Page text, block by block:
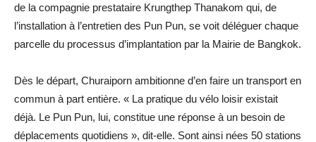
de la compagnie prestataire Krungthep Thanakom qui, de
l’installation à l’entretien des Pun Pun, se voit déléguer chaque
parcelle du processus d’implantation par la Mairie de Bangkok.
Dès le départ, Churaiporn ambitionne d’en faire un transport en
commun à part entière. « La pratique du vélo loisir existait
déjà. Le Pun Pun, lui, constitue une réponse à un besoin de
déplacements quotidiens », dit-elle. Sont ainsi nées 50 stations